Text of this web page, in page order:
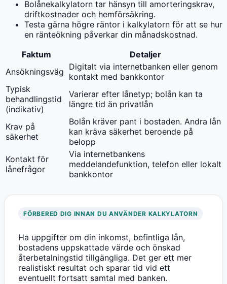
Bolånekalkylatorn tar hänsyn till amorteringskrav,
driftkostnader och hemförsäkring.
Testa gärna högre räntor i kalkylatorn för att se hur
en ränteökning påverkar din månadskostnad.
Faktum
Detaljer
Ansökningsväg Digitalt via internetbanken eller genom
kontakt med bankkontor
Typisk
behandlingstid
(indikativ)
Varierar efter lånetyp; bolån kan ta
längre tid än privatlån
Krav på
säkerhet
Bolån kräver pant i bostaden. Andra lån
kan kräva säkerhet beroende på
belopp
Kontakt för
lånefrågor
Via internetbankens
meddelandefunktion, telefon eller lokalt
bankkontor
FÖRBERED DIG INNAN DU ANVÄNDER KALKYLATORN
Ha uppgifter om din inkomst, befintliga lån,
bostadens uppskattade värde och önskad
återbetalningstid tillgängliga. Det ger ett mer
realistiskt resultat och sparar tid vid ett
eventuellt fortsatt samtal med banken.